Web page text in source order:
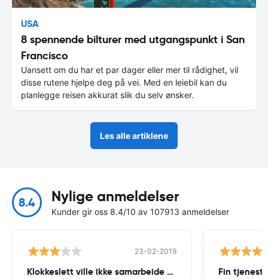
USA
8 spennende bilturer med utgangspunkt i San
Francisco
Uansett om du har et par dager eller mer til rådighet, vil
disse rutene hjelpe deg på vei. Med en leiebil kan du
planlegge reisen akkurat slik du selv ønsker.
Les alle artiklene
8.4 Nylige anmeldelser
Kunder gir oss 8.4/10 av 107913 anmeldelser
23-02-2019
Klokkeslett ville ikke samarbeide når Fin